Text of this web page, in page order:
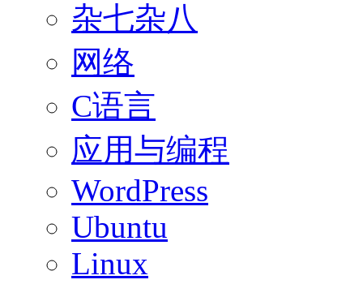
杂七杂八
网络
C语言
应用与编程
WordPress
Ubuntu
Linux